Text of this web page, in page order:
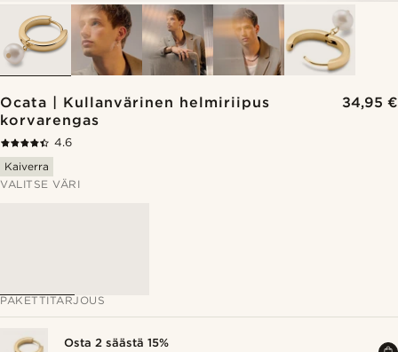
Ocata | Kullanvärinen helmiriipus
korvarengas
34,95 €
4.6
Kaiverra
VALITSE VÄRI
PAKETTITARJOUS
Osta 2 säästä 15%